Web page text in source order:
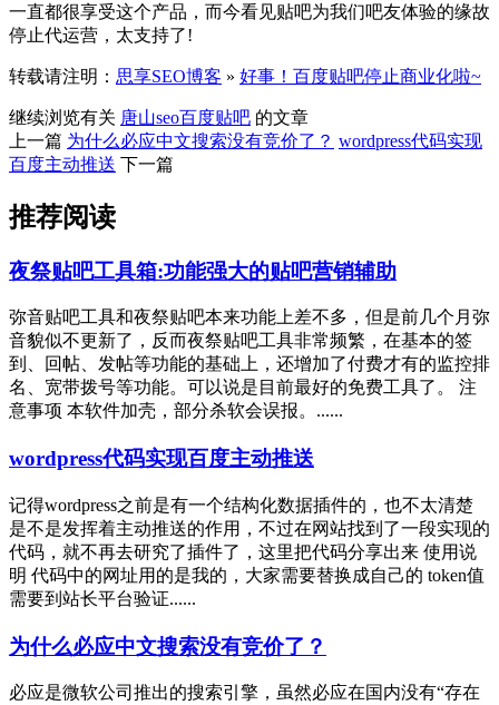
一直都很享受这个产品，而今看见贴吧为我们吧友体验的缘故
停止代运营，太支持了!
转载请注明： 思享SEO博客 » 好事！百度贴吧停止商业化啦~
继续浏览有关 唐山seo百度贴吧 的文章
上一篇 为什么必应中文搜索没有竞价了？ wordpress代码实现
百度主动推送 下一篇
推荐阅读
夜祭贴吧工具箱:功能强大的贴吧营销辅助
弥音贴吧工具和夜祭贴吧本来功能上差不多，但是前几个月弥
音貌似不更新了，反而夜祭贴吧工具非常频繁，在基本的签
到、回帖、发帖等功能的基础上，还增加了付费才有的监控排
名、宽带拨号等功能。可以说是目前最好的免费工具了。 注
意事项 本软件加壳，部分杀软会误报。......
wordpress代码实现百度主动推送
记得wordpress之前是有一个结构化数据插件的，也不太清楚
是不是发挥着主动推送的作用，不过在网站找到了一段实现的
代码，就不再去研究了插件了，这里把代码分享出来 使用说
明 代码中的网址用的是我的，大家需要替换成自己的 token值
需要到站长平台验证......
为什么必应中文搜索没有竞价了？
必应是微软公司推出的搜索引擎，虽然必应在国内没有“存在